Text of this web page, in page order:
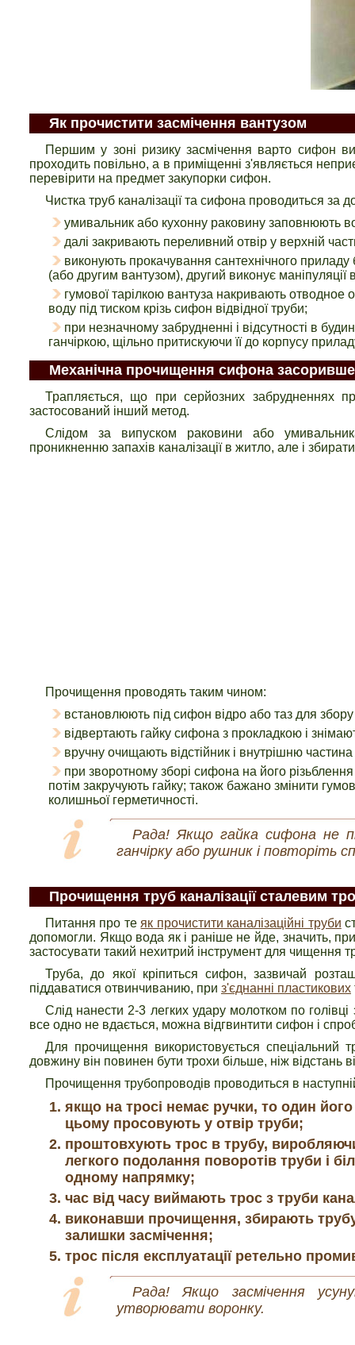
Як прочистити засмічення вантузом
Першим у зоні ризику засмічення варто сифон
проходить повільно, а в приміщенні з'являється
перевірити на предмет закупорки сифон.
Чистка труб каналізації та сифона проводиться за
умивальник або кухонну раковину заповнюють
далі закривають переливний отвір у верхній
виконують прокачування сантехнічного
(або другим вантузом), другий виконує маніпуляції
гумової тарілкою вантуза накривають отводное
воду під тиском крізь сифон відвідної труби;
при незначному забрудненні і відсутності в
ганчіркою, щільно притискуючи її до корпусу
Механічна прочищення сифона
Трапляється, що при серйозних забрудненнях
застосований інший метод.
Слідом за випуском раковини або
проникненню запахів каналізації в житло, але і
Прочищення проводять таким чином:
встановлюють під сифон відро або таз для
відвертають гайку сифона з прокладкою і
вручну очищають відстійник і внутрішню
при зворотному зборі сифона на його
потім закручують гайку; також бажано змінити
колишньої герметичності.
Рада! Якщо гайка сифона не
ганчірку або рушник і повторіть
Прочищення труб каналізації сталевим
Питання про те як прочистити каналізаційні труби
допомогли. Якщо вода як і раніше не йде, значить,
застосувати такий нехитрий інструмент для чищення
Труба, до якої кріпиться сифон, зазвичай
піддаватися отвинчиванию, при з'єднанні пластикових
Слід нанести 2-3 легких удару молотком по
все одно не вдається, можна відгвинтити сифон і
Для прочищення використовується спеціальний
довжину він повинен бути трохи більше, ніж відстань
Прочищення трубопроводів проводиться в
якщо на тросі немає ручки, то один
цьому просовують у отвір труби;
проштовхують трос в трубу,
легкого подолання поворотів труби і
одному напрямку;
час від часу виймають трос з труби
виконавши прочищення, збирають
залишки засмічення;
трос після експлуатації ретельно
Рада! Якщо засмічення
утворювати воронку.